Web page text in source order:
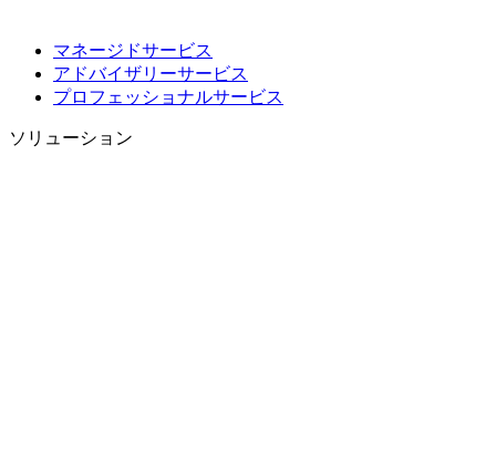
マネージドサービス
アドバイザリーサービス
プロフェッショナルサービス
ソリューション